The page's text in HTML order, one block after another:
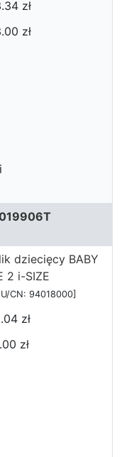
zł
zł
dziecięcy BABY
2 i-SIZE
CN: 94018000]
zł
zł